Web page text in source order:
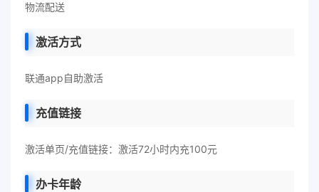
物流配送
激活方式
联通app自助激活
充值链接
激活单页/充值链接：激活72小时内充100元
办卡年龄